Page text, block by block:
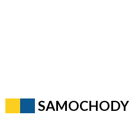
SAMOCHODY